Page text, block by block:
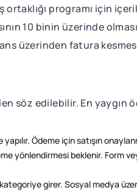
programı için
10 binin üzerinde
üzerinden fatura
söz edilebilir. En yaygın
Ödeme için satışın
yönlendirmesi beklenir. Form
girer. Sosyal medya